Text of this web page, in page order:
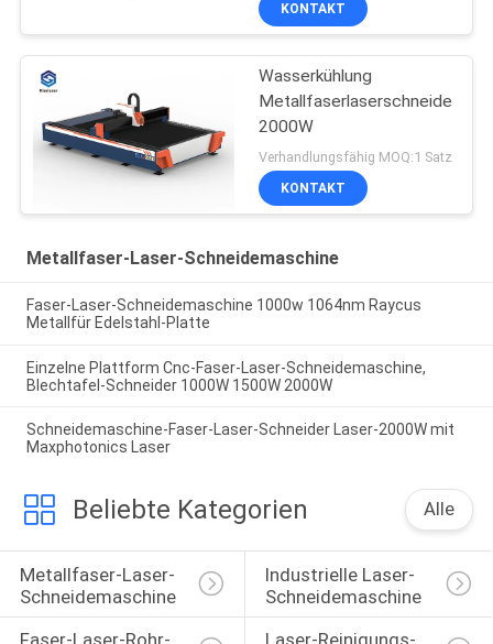
KONTAKT
Wasserkühlung
Metallfaserlaserschneider
2000W
Verhandlungsfähig MOQ:1 Satz
KONTAKT
Metallfaser-Laser-Schneidemaschine
Faser-Laser-Schneidemaschine 1000w 1064nm Raycus
Metallfür Edelstahl-Platte
Einzelne Plattform Cnc-Faser-Laser-Schneidemaschine,
Blechtafel-Schneider 1000W 1500W 2000W
Schneidemaschine-Faser-Laser-Schneider Laser-2000W mit
Maxphotonics Laser
Beliebte Kategorien Alle
Metallfaser-Laser-
Schneidemaschine
Industrielle Laser-
Schneidemaschine